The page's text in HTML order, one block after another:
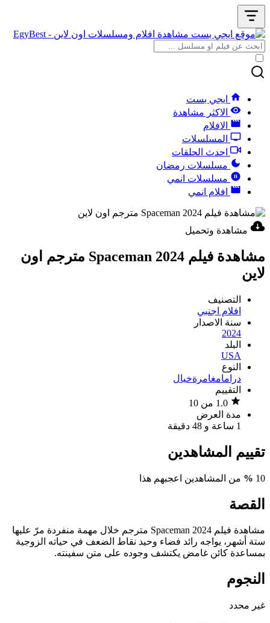
ايجي بست
الاكثر مشاهدة
الافلام
المسلسلات
احدث الحلقات
مسلسلات رمضان
مسلسلات انمي
افلام انمي
مشاهدة وتحميل
مشاهدة فيلم Spaceman 2024 مترجم اون
لاين
التصنيف
افلام اجنبي
سنة الاصدار
2024
البلد
USA
النوع
درامامغامرةخيال
التقييم
مدة العرض
1 ساعة و 48 دقيقة
تقييم المشاهدين
10
% من المشاهدين اعجبهم هذا
القصة
مشاهدة فيلم Spaceman 2024 مترجم خلال مهمة منفردة مرّ عليها
ستة أشهر، يواجه رائد فضاء وحيد نقاط الضعف في حياته الزوجية
بمساعدة كائن غامض يكتشف وجوده على متن سفينته.
النجوم
غير محدد